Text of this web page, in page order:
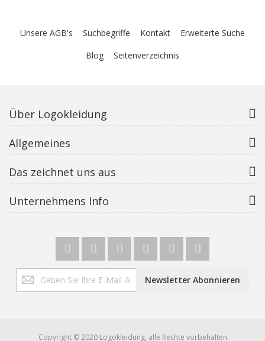
Unsere AGB's Suchbegriffe Kontakt
Erweiterte Suche
Blog
Seitenverzeichnis
Über Logokleidung
Allgemeines
Das zeichnet uns aus
Unternehmens Info
Melden
Sie
Newsletter
Newsletter Abonnieren
Copyright © 2020 Logokleidung, alle Rechte vorbehalten